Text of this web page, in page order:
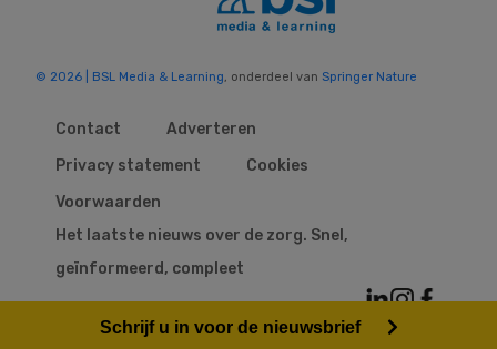
© 2026 | BSL Media & Learning, onderdeel van Springer Nature
Contact
Adverteren
Privacy statement
Cookies
Voorwaarden
Het laatste nieuws over de zorg. Snel,
geïnformeerd, compleet
Schrijf u in voor de nieuwsbrief